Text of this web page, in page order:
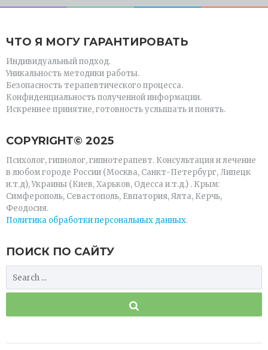
ЧТО Я МОГУ ГАРАНТИРОВАТЬ
Индивидуальный подход.
Уникальность методики работы.
Безопасность терапевтического процесса.
Конфиденциальность полученной информации.
Искреннее принятие, готовность услышать и понять.
СOPYRIGHT© 2025
Психолог, гипнолог, гипнотерапевт. Консультация и лечение
в любом городе России (Москва, Санкт-Петербург, Липецк
и.т.д), Украины (Киев, Харьков, Одесса и.т.д.) . Крым:
Симферополь, Севастополь, Евпатория, Ялта, Керчь,
Феодосия.
Политика обработки персональных данных.
ПОИСК ПО САЙТУ